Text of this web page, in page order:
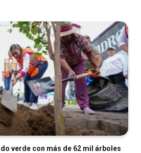
verde con más de 62 mil árboles